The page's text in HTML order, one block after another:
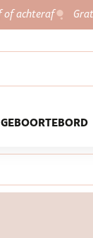
of achteraf
GEBOORTEBORD